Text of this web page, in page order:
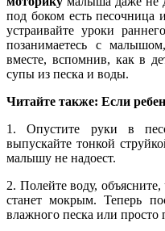
под боком есть песочница
устраивайте уроки
позанимаетесь с
вместе, вспомнив, как в
супы из песка и воды.
Читайте также: Если
1. Опустите руки в
выпускайте тонкой
малышу не надоест.
2. Полейте воду,
станет мокрым. Теперь
влажного песка или просто